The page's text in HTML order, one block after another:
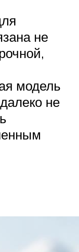
не
модель
не